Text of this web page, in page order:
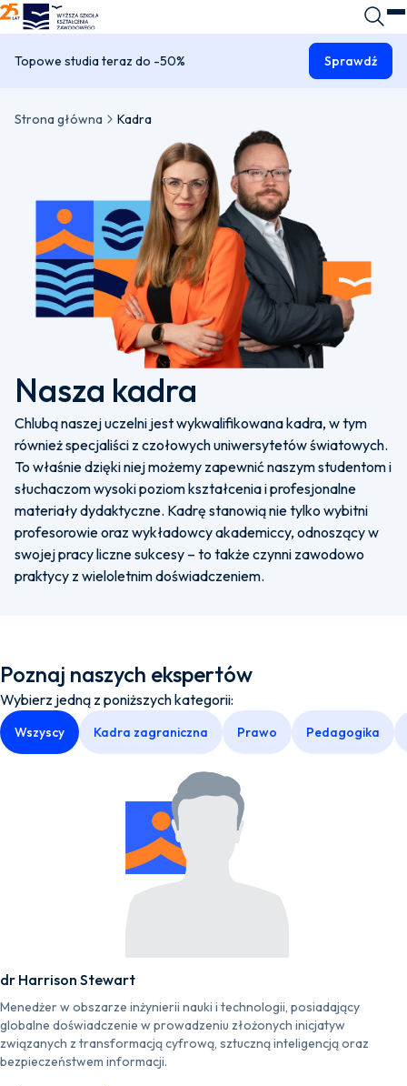
WSKZ - strona główna
Topowe studia teraz do -50% Sprawdź
Strona główna Kadra
Nasza kadra
Chlubą naszej uczelni jest wykwalifikowana kadra, w tym
również specjaliści z czołowych uniwersytetów światowych.
To właśnie dzięki niej możemy zapewnić naszym studentom i
słuchaczom wysoki poziom kształcenia i profesjonalne
materiały dydaktyczne. Kadrę stanowią nie tylko wybitni
profesorowie oraz wykładowcy akademiccy, odnoszący w
swojej pracy liczne sukcesy – to także czynni zawodowo
praktycy z wieloletnim doświadczeniem.
Poznaj naszych ekspertów
Wybierz jedną z poniższych kategorii:
Wszyscy Kadra zagraniczna Prawo Pedagogika
dr Harrison Stewart
Menedżer w obszarze inżynierii nauki i technologii, posiadający
globalne doświadczenie w prowadzeniu złożonych inicjatyw
związanych z transformacją cyfrową, sztuczną inteligencją oraz
bezpieczeństwem informacji.